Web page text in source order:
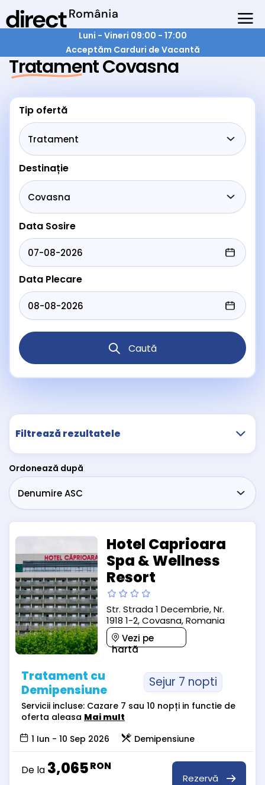
Luni - Vineri 09:00 - 17:00
Acceptăm Carduri de Vacantă
Tratament Covasna
Tip ofertă
Destinație
Data Sosire
Data Plecare
Caută
Filtrează rezultatele
Ordonează după
Hotel Caprioara
Spa & Wellness
Resort
Str. Strada 1 Decembrie, Nr.
1918 1-2, Covasna, Romania
Vezi pe
hartă
Tratament cu
Demipensiune
Sejur 7 nopti
Servicii incluse: Cazare 7 sau 10 nopți in functie de
oferta aleasa Mai mult
1 Iun - 10 Sep 2026
Demipensiune
De la 3,065RON
Rezervă